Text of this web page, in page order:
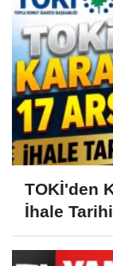
TOKİ'den
İhale